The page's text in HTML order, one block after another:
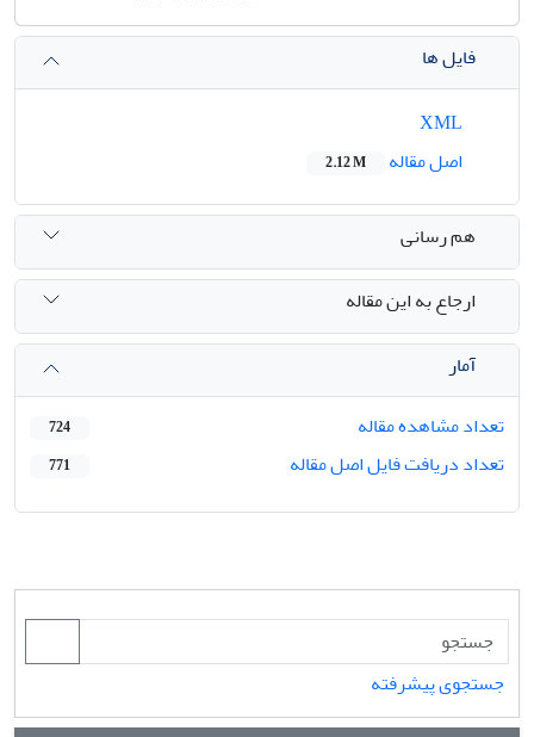
فایل ها
اصل مقاله
2.12 M
هم رسانی
ارجاع به این مقاله
آمار
تعداد مشاهده مقاله
724
تعداد دریافت فایل اصل مقاله 771
جستجوی پیشرفته